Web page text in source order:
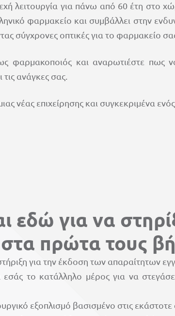
για πάνω από 60 έτη στο
φαρμακείο και συμβάλλει στην
σύγχρονες οπτικές για το φαρμακείο
φαρμακοποιός και αναρωτιέστε
ανάγκες σας.
νέας επιχείρησης και συγκεκριμένα
για να
πρώτα τους
για την έκδοση των απαραίτητων
το κατάλληλο μέρος για να
εξοπλισμό βασισμένο στις